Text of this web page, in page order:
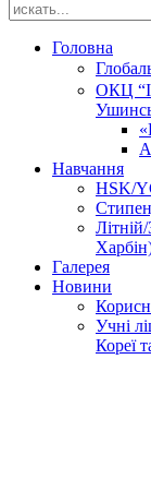
Головна
ОКЦ
Навчання
HSK/
Галерея
Новини
Учні
Кореї